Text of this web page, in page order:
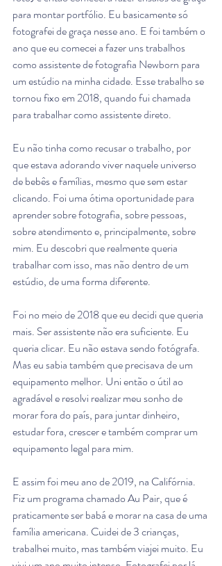
para montar portfólio. Eu basicamente só
fotografei de graça nesse ano. E foi também o
ano que eu comecei a fazer uns trabalhos
como assistente de fotografia Newborn para
um estúdio na minha cidade. Esse trabalho se
tornou fixo em 2018, quando fui chamada
para trabalhar como assistente direto.
Eu não tinha como recusar o trabalho, por
que estava adorando viver naquele universo
de bebês e famílias, mesmo que sem estar
clicando. Foi uma ótima oportunidade para
aprender sobre fotografia, sobre pessoas,
sobre atendimento e, principalmente, sobre
mim. Eu descobri que realmente queria
trabalhar com isso, mas não dentro de um
estúdio, de uma forma diferente.
Foi no meio de 2018 que eu decidi que queria
mais. Ser assistente não era suficiente. Eu
queria clicar. Eu não estava sendo fotógrafa.
Mas eu sabia também que precisava de um
equipamento melhor. Uni então o útil ao
agradável e resolvi realizar meu sonho de
morar fora do país, para juntar dinheiro,
estudar fora, crescer e também comprar um
equipamento legal para mim.
E assim foi meu ano de 2019, na Califórnia.
Fiz um programa chamado Au Pair, que é
praticamente ser babá e morar na casa de uma
família americana. Cuidei de 3 crianças,
trabalhei muito, mas também viajei muito. Eu